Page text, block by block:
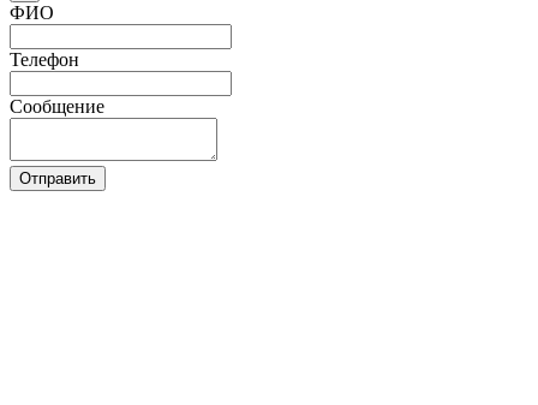
ФИО
Телефон
Сообщение
Отправить